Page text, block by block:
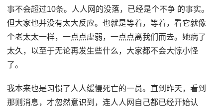
事不会超过10条。人人网的没落，已经是个不争 的事实。
但大家也并没有太大反应。也就是等着，等着，看它就像
个老太太一样，一点点虚弱，一点点离我们而去。她病了
太久，以至于无论再发生些什么，大家都不会大惊小怪
了。
我本来也是习惯了人人缓慢死亡的一员。直到昨天，看到
那则消息，才忽然意识到，连人人网自己都已经开始认